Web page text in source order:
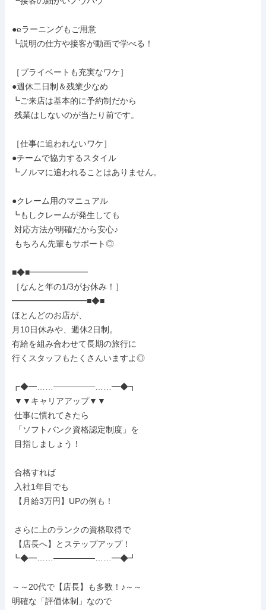
●eラーニングもご用意
┗説明の仕方や接客が動画で学べる！
［プライベートも充実なワケ］
●週休二日制＆残業少なめ
┗ご来店は基本的に予約制だから
［仕事に追われないワケ］
●チームで協力するスタイル
┗ノルマに追われることはありません。
●クレーム用のマニュアル
┗もしクレームが発生しても
■◆■━━━━━━━
［なんと年の1/3がお休み！］
━━━━━━━━━■◆■
ほとんどのお店が、
月10日休みや、週休2日制。
有給を組み合わせて長期の旅行に
行くスタッフもたくさんいますよ◎
┏◆━……───────……━◆┓
┗◆━……───────……━◆┛
～～20代で【店長】も多数！♪～～
明確な「評価体制」なので